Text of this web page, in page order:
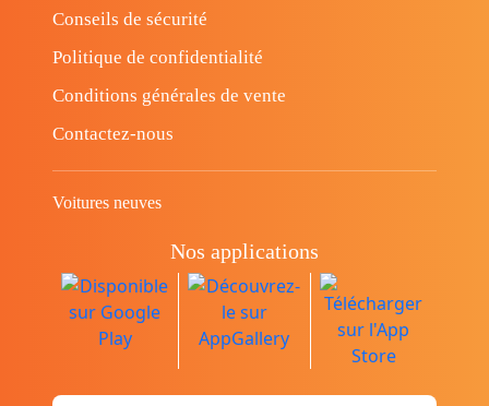
Conseils de sécurité
Politique de confidentialité
Conditions générales de vente
Contactez-nous
Voitures neuves
Nos applications